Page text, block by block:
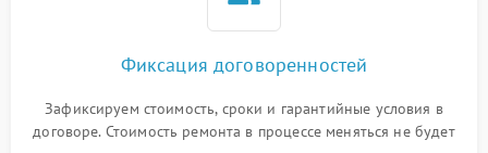
Фиксация договоренностей
Зафиксируем стоимость, сроки и гарантийные условия в
договоре. Стоимость ремонта в процессе меняться не будет